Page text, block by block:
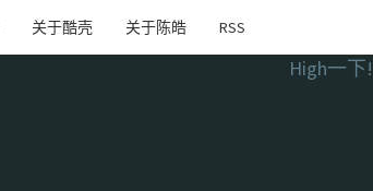
关于酷壳 关于陈皓 RSS
High一下!